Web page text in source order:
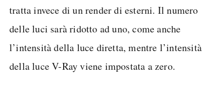
tratta invece di un render di esterni. Il numero
delle luci sarà ridotto ad uno, come anche
l’intensità della luce diretta, mentre l’intensità
della luce V-Ray viene impostata a zero.